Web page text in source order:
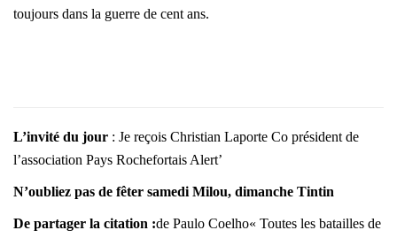
toujours dans la guerre de cent ans.
L’invité du jour : Je reçois Christian Laporte Co président de
l’association Pays Rochefortais Alert’
N’oubliez pas de fêter samedi Milou, dimanche Tintin
De partager la citation :de Paulo Coelho« Toutes les batailles de